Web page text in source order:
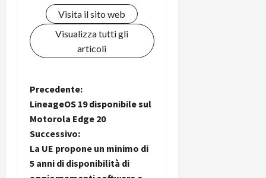
Visita il sito web
Visualizza tutti gli
articoli
N
a
v
i
Precedente:
LineageOS 19 disponibile sul
Motorola Edge 20
Successivo:
La UE propone un minimo di
5 anni di disponibilità di